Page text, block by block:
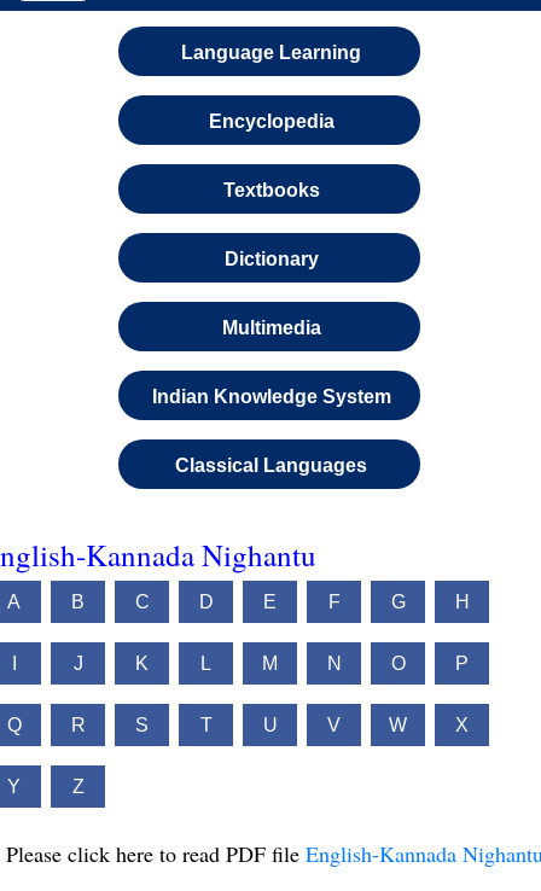
Language Learning
Encyclopedia
Textbooks
Dictionary
Multimedia
Indian Knowledge System
Classical Languages
Kannada Nighantu
A B C D E F G H
J K L M N O P
Q R S T U V W X
Y Z
Please click here to read PDF file English-Kannada